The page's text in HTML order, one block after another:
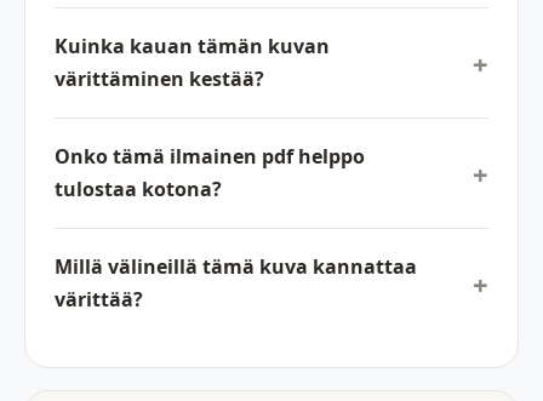
Kuinka kauan tämän kuvan
värittäminen kestää?
Onko tämä ilmainen pdf helppo
tulostaa kotona?
Millä välineillä tämä kuva kannattaa
värittää?